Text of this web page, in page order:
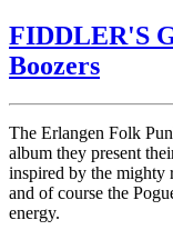
FIDDLER'S
Boozers
The Erlangen Folk
album they present
inspired by the mighty
and of course the
energy.